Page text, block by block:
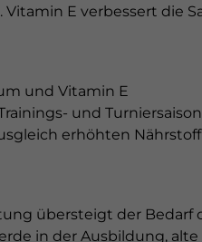
E verbessert die
und Vitamin E
und
erhöhten
übersteigt der
in der Ausbildung,